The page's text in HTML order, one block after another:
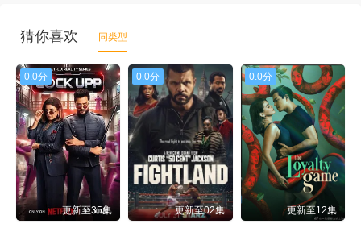
猜你喜欢 同类型
0.0分
更新至35集
0.0分
更新至02集
0.0分
更新至12集